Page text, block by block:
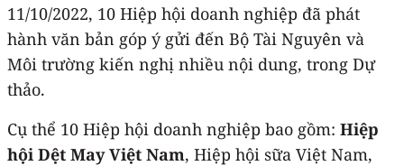
11/10/2022, 10 Hiệp hội doanh nghiệp đã phát
hành văn bản góp ý gửi đến Bộ Tài Nguyên và
Môi trường kiến nghị nhiều nội dung, trong Dự
thảo.
Cụ thể 10 Hiệp hội doanh nghiệp bao gồm: Hiệp
hội Dệt May Việt Nam, Hiệp hội sữa Việt Nam,